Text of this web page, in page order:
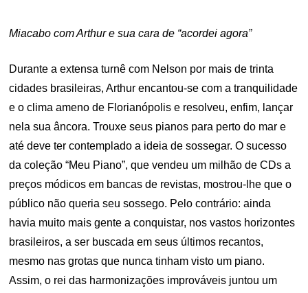
Miacabo com Arthur e sua cara de “acordei agora”
Durante a extensa turnê com Nelson por mais de trinta
cidades brasileiras, Arthur encantou-se com a tranquilidade
e o clima ameno de Florianópolis e resolveu, enfim, lançar
nela sua âncora. Trouxe seus pianos para perto do mar e
até deve ter contemplado a ideia de sossegar. O sucesso
da coleção “Meu Piano”, que vendeu um milhão de CDs a
preços módicos em bancas de revistas, mostrou-lhe que o
público não queria seu sossego. Pelo contrário: ainda
havia muito mais gente a conquistar, nos vastos horizontes
brasileiros, a ser buscada em seus últimos recantos,
mesmo nas grotas que nunca tinham visto um piano.
Assim, o rei das harmonizações improváveis juntou um